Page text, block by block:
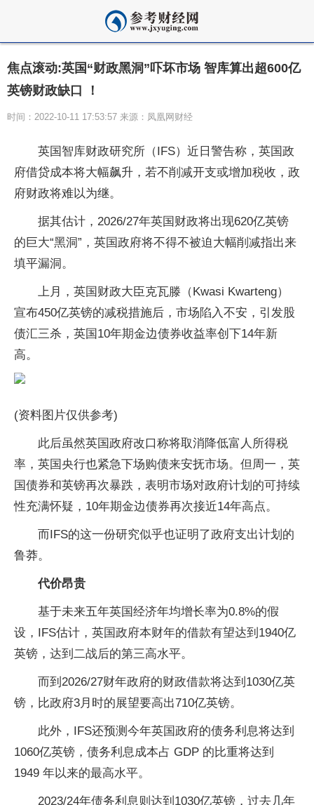
焦点滚动:英国“财政黑洞”吓坏市场 智库算出超600亿
英镑财政缺口 ！
时间：2022-10-11 17:53:57 来源：凤凰网财经
英国智库财政研究所（IFS）近日警告称，英国政
府借贷成本将大幅飙升，若不削减开支或增加税收，政
府财政将难以为继。
据其估计，2026/27年英国财政将出现620亿英镑
的巨大“黑洞”，英国政府将不得不被迫大幅削减指出来
填平漏洞。
上月，英国财政大臣克瓦滕（Kwasi Kwarteng）
宣布450亿英镑的减税措施后，市场陷入不安，引发股
债汇三杀，英国10年期金边债券收益率创下14年新
高。
(资料图片仅供参考)
此后虽然英国政府改口称将取消降低富人所得税
率，英国央行也紧急下场购债来安抚市场。但周一，英
国债券和英镑再次暴跌，表明市场对政府计划的可持续
性充满怀疑，10年期金边债券再次接近14年高点。
而IFS的这一份研究似乎也证明了政府支出计划的
鲁莽。
代价昂贵
基于未来五年英国经济年均增长率为0.8%的假
设，IFS估计，英国政府本财年的借款有望达到1940亿
英镑，达到二战后的第三高水平。
而到2026/27财年政府的财政借款将达到1030亿英
镑，比政府3月时的展望要高出710亿英镑。
此外，IFS还预测今年英国政府的债务利息将达到
1060亿英镑，债务利息成本占 GDP 的比重将达到
1949 年以来的最高水平。
2023/24年债务利息则达到1030亿英镑，过去几年